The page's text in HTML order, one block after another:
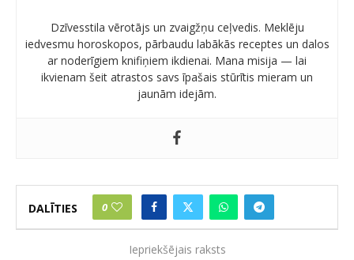
Dzīvesstila vērotājs un zvaigžņu ceļvedis. Meklēju
iedvesmu horoskopos, pārbaudu labākās receptes un dalos
ar noderīgiem knifiņiem ikdienai. Mana misija — lai
ikvienam šeit atrastos savs īpašais stūrītis mieram un
jaunām idejām.
DALĪTIES 0
Iepriekšējais raksts